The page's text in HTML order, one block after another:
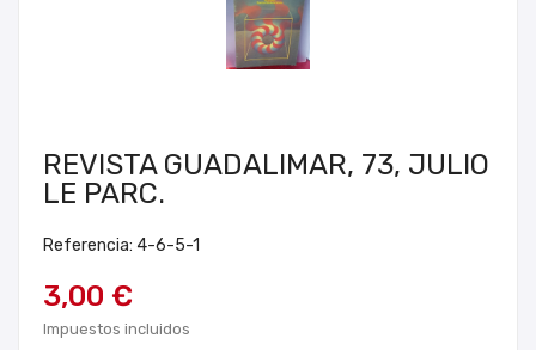
REVISTA GUADALIMAR, 73, JULIO
LE PARC.
Referencia: 4-6-5-1
3,00 €
Impuestos incluidos